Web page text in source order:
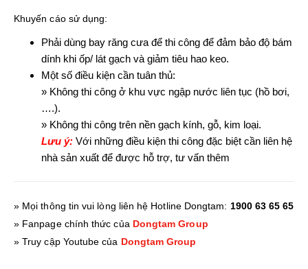
Khuyến cáo sử dụng:
Phải dùng bay răng cưa để thi công để đảm bảo độ bám
dính khi ốp/ lát gạch và giảm tiêu hao keo.
Một số điều kiện cần tuân thủ:
» Không thi công ở khu vực ngập nước liên tục (hồ bơi,
….).
» Không thi công trên nền gạch kính, gỗ, kim loại.
Lưu ý: Với những điều kiện thi công đặc biệt cần liên hệ
nhà sản xuất để được hỗ trợ, tư vấn thêm
» Mọi thông tin vui lòng liên hệ Hotline Dongtam: 1900 63 65 65
» Fanpage chính thức của Dongtam Group
» Truy cập Youtube của Dongtam Group